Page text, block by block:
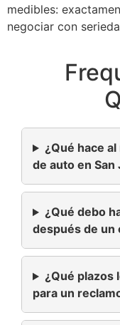
medibles:
negociar con
¿Qué hace
de auto en
¿Qué debo
después de un
¿Qué plazos
para un